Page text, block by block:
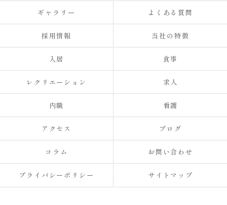
ギャラリー よくある質問
採用情報 当社の特徴
入居 食事
レクリエーション 求人
内職 看護
アクセス ブログ
コラム お問い合わせ
プライバシーポリシー サイトマップ